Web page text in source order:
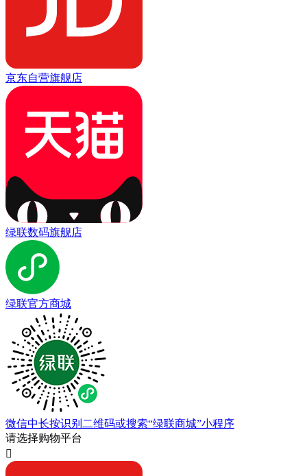
京东自营旗舰店
绿联数码旗舰店
绿联官方商城
微信中长按识别二维码或搜索“绿联商城”小程序
请选择购物平台
